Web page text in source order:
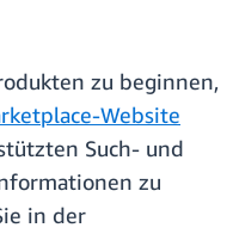
zu beginnen,
Website
Such- und
zu
in der